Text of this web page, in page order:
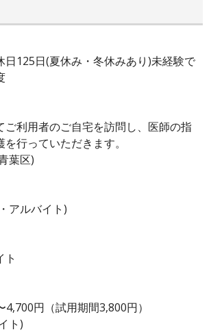
日125日(夏休み・冬休みあり)未経験で
ご利用者のご自宅を訪問し、医師の指
行っていただきます。
葉区)
アルバイト)
ト
円（試用期間3,800円）
ト)